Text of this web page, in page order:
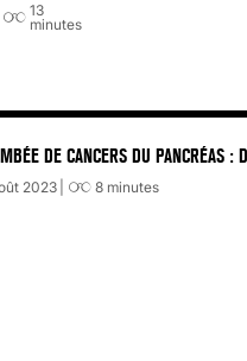
13
minutes
DE CANCERS DU PANCRÉAS :
2023 8 minutes